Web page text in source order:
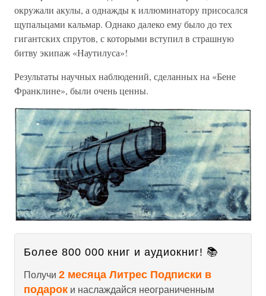
окружали акулы, а однажды к иллюминатору присосался
щупальцами кальмар. Однако далеко ему было до тех
гигантских спрутов, с которыми вступил в страшную
битву экипаж «Наутилуса»!
Результаты научных наблюдений, сделанных на «Бене
Франклине», были очень ценны.
Более 800 000 книг и аудиокниг! 📚
Получи 2 месяца Литрес Подписки в
подарок и наслаждайся неограниченным